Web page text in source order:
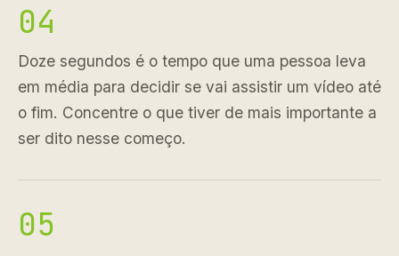
04
Doze segundos é o tempo que uma pessoa leva
em média para decidir se vai assistir um vídeo até
o fim. Concentre o que tiver de mais importante a
ser dito nesse começo.
05